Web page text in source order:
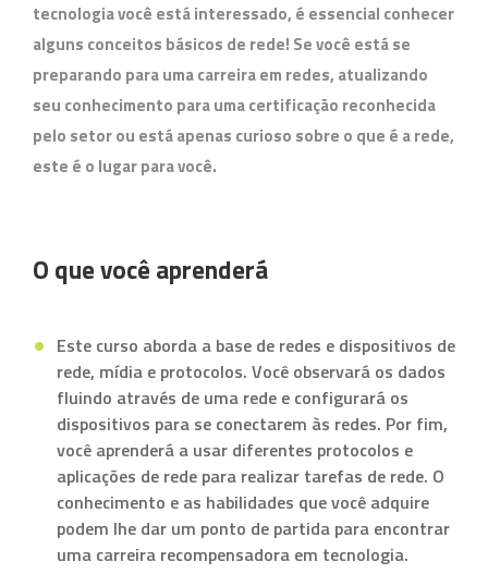
tecnologia você está interessado, é essencial conhecer
alguns conceitos básicos de rede! Se você está se
preparando para uma carreira em redes, atualizando
seu conhecimento para uma certificação reconhecida
pelo setor ou está apenas curioso sobre o que é a rede,
este é o lugar para você.
O que você aprenderá
Este curso aborda a base de redes e dispositivos de
rede, mídia e protocolos. Você observará os dados
fluindo através de uma rede e configurará os
dispositivos para se conectarem às redes. Por fim,
você aprenderá a usar diferentes protocolos e
aplicações de rede para realizar tarefas de rede. O
conhecimento e as habilidades que você adquire
podem lhe dar um ponto de partida para encontrar
uma carreira recompensadora em tecnologia.